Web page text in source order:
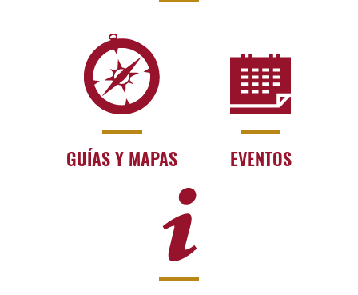
GUÍAS Y MAPAS EVENTOS